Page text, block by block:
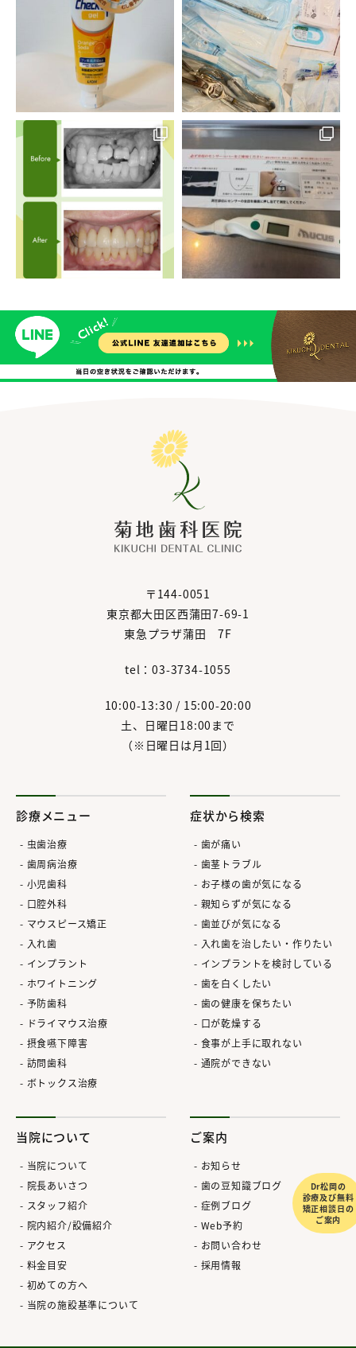
〒144-0051
東京都大田区西蒲田7-69-1
東急プラザ蒲田 7F
tel：03-3734-1055
10:00-13:30 / 15:00-20:00
土、日曜日18:00まで
（※日曜日は月1回）
診療メニュー
虫歯治療
歯周病治療
小児歯科
口腔外科
マウスピース矯正
入れ歯
インプラント
ホワイトニング
予防歯科
ドライマウス治療
摂食嚥下障害
訪問歯科
ボトックス治療
症状から検索
歯が痛い
歯茎トラブル
お子様の歯が気になる
親知らずが気になる
歯並びが気になる
入れ歯を治したい・作りたい
インプラントを検討している
歯を白くしたい
歯の健康を保ちたい
口が乾燥する
食事が上手に取れない
通院ができない
当院について
当院について
院長あいさつ
スタッフ紹介
院内紹介/設備紹介
アクセス
料金目安
初めての方へ
当院の施設基準について
ご案内
お知らせ
歯の豆知識ブログ
症例ブログ
Web予約
お問い合わせ
採用情報
Dr松岡の
診療及び無料
矯正相談日の
ご案内